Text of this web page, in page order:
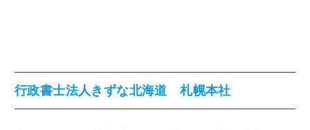
行政書士法人きずな北海道 札幌本社